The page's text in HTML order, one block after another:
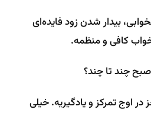
از ۵-۶ ساعت بخوابی، بیدار شدن زود فایده‌ای
کافی و منظمه.
چند تا چند؟
۱۰ صبح، مغز در اوج تمرکز و یادگیریه. خیلی